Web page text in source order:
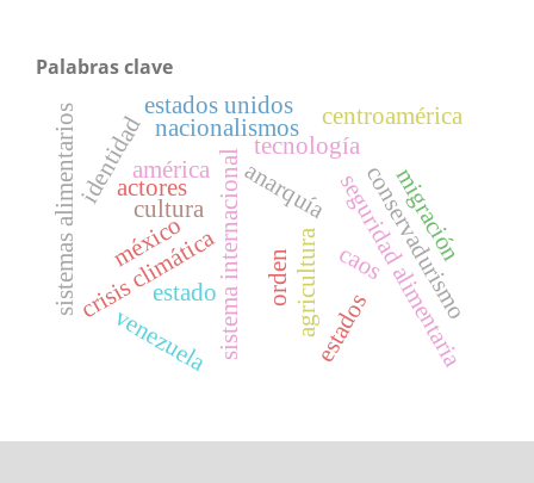
Palabras clave
caos
orden
sistema internacionalanarquía
estado
actores
crisis climática seguridad alimentaria
tecnología
sistemas alimentarios agricultura
nacionalismos
estados
identidad
cultura conservadurismo
centroamérica
venezuela
migración
méxico
estados unidos
américa